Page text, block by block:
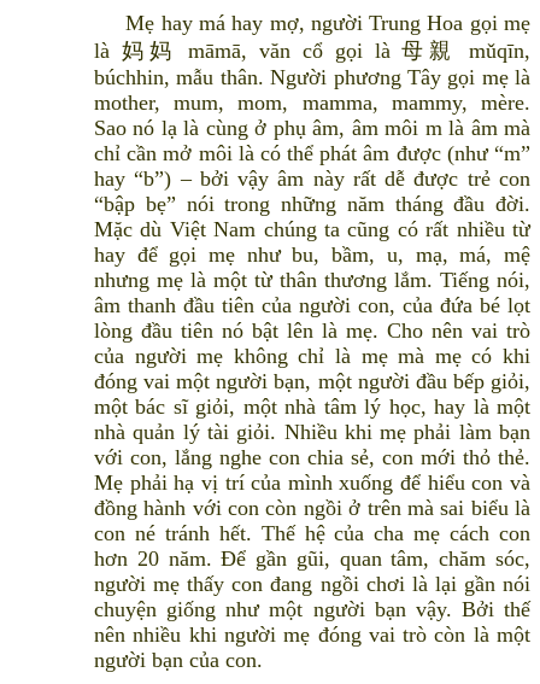
Mẹ hay má hay mợ, người Trung Hoa gọi mẹ
là 妈妈 māmā, văn cổ gọi là 母親 mǔqīn,
búchhin, mẫu thân. Người phương Tây gọi mẹ là
mother, mum, mom, mamma, mammy, mère.
Sao nó lạ là cùng ở phụ âm, âm môi m là âm mà
chỉ cần mở môi là có thể phát âm được (như “m”
hay “b”) – bởi vậy âm này rất dễ được trẻ con
“bập bẹ” nói trong những năm tháng đầu đời.
Mặc dù Việt Nam chúng ta cũng có rất nhiều từ
hay để gọi mẹ như bu, bầm, u, mạ, má, mệ
nhưng mẹ là một từ thân thương lắm. Tiếng nói,
âm thanh đầu tiên của người con, của đứa bé lọt
lòng đầu tiên nó bật lên là mẹ. Cho nên vai trò
của người mẹ không chỉ là mẹ mà mẹ có khi
đóng vai một người bạn, một người đầu bếp giỏi,
một bác sĩ giỏi, một nhà tâm lý học, hay là một
nhà quản lý tài giỏi. Nhiều khi mẹ phải làm bạn
với con, lắng nghe con chia sẻ, con mới thỏ thẻ.
Mẹ phải hạ vị trí của mình xuống để hiểu con và
đồng hành với con còn ngồi ở trên mà sai biểu là
con né tránh hết. Thế hệ của cha mẹ cách con
hơn 20 năm. Để gần gũi, quan tâm, chăm sóc,
người mẹ thấy con đang ngồi chơi là lại gần nói
chuyện giống như một người bạn vậy. Bởi thế
nên nhiều khi người mẹ đóng vai trò còn là một
người bạn của con.